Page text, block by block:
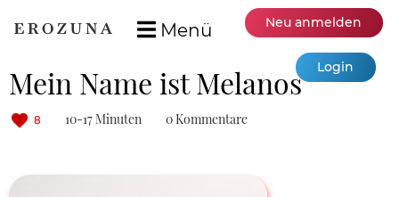
Menü Neu anmelden
Login
Mein Name ist Melanos
8 10-17 Minuten 0 Kommentare